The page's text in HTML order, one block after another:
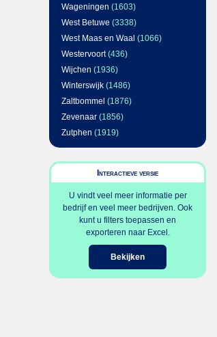
Wageningen (1603)
West Betuwe (3338)
West Maas en Waal (1066)
Westervoort(436)
Wijchen (1936)
Winterswijk (1486)
Zaltbommel (1876)
Zevenaar (1856)
Zutphen (1919)
Interactieve versie
U vindt veel meer informatie per
bedrijf en veel meer bedrijven. Ook
kunt u filters toepassen en
exporteren naar Excel.
Bekijken